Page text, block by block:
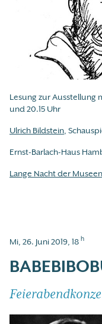
Lesung zur Ausstellung
und 20.15 Uhr
Ulrich Bildstein ,
Ernst-Barlach-Haus
Lange Nacht der
Mi, 26. Juni 2019, 18 h